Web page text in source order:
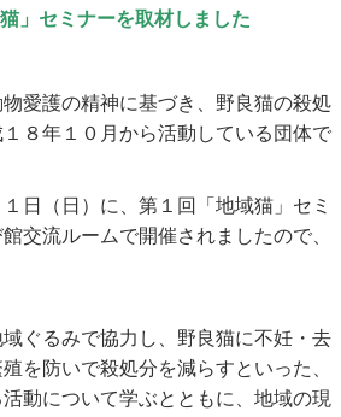
」セミナーを取材しました
愛護の精神に基づき、野良猫の殺処
８年１０月から活動している団体で
日（日）に、第１回「地域猫」セミ
交流ルームで開催されましたので、
ぐるみで協力し、野良猫に不妊・去
を防いで殺処分を減らすといった、
動について学ぶとともに、地域の現